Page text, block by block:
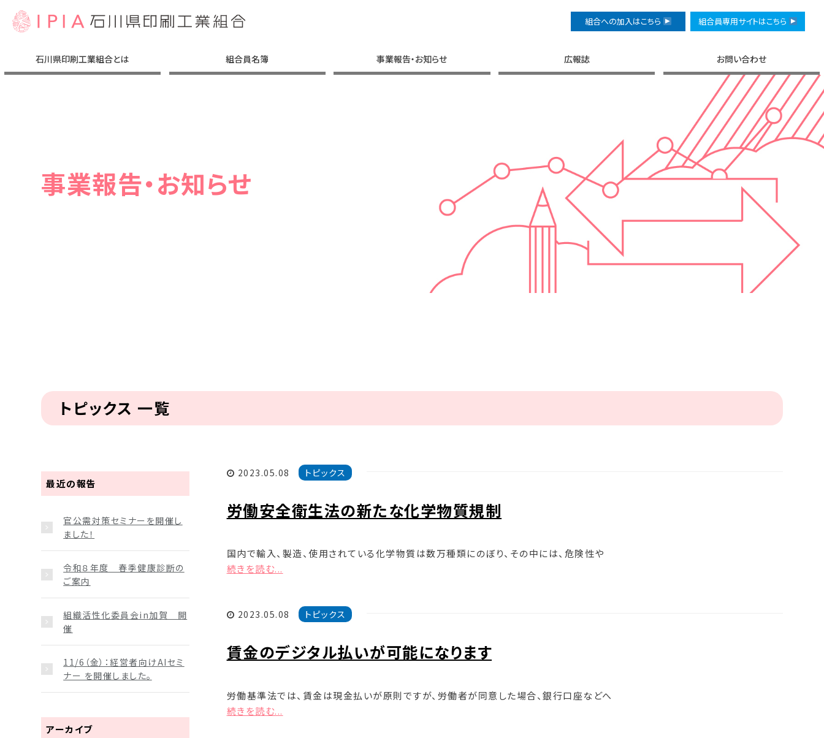
組合への加入はこちら 組合員専用サイトはこちら
石川県印刷工業組合とは 組合員名簿 事業報告・お知らせ 広報誌 お問い合わせ
事業報告・お知らせ
トピックス 一覧
2023.05.08 トピックス
労働安全衛生法の新たな化学物質規制
国内で輸入、製造、使用されている化学物質は数万種類にのぼり、その中には、危険性や
続きを読む...
2023.05.08 トピックス
賃金のデジタル払いが可能になります
労働基準法では、賃金は現金払いが原則ですが、労働者が同意した場合、銀行口座などへ
続きを読む...
最近の報告
官公需対策セミナーを開催し
ました！
令和８年度 春季健康診断の
ご案内
組織活性化委員会in加賀 開
催
11/6（金）：経営者向けAIセミ
ナー を開催しました。
アーカイブ